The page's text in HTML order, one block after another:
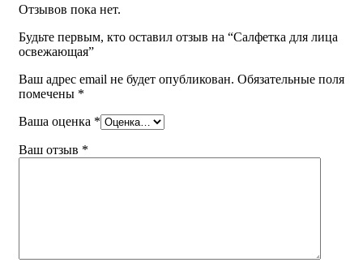
Сохранить моё имя, email и адрес сайта в этом
браузере для последующих моих комментариев.
You have to be logged in to be able to add photos to your
review.
Покупка и доставка
Читать далее
Отзывов пока нет.
Будьте первым, кто оставил отзыв на “Салфетка для лица
освежающая”
Ваш адрес email не будет опубликован. Обязательные поля
помечены *
Ваша оценка *
Ваш отзыв *